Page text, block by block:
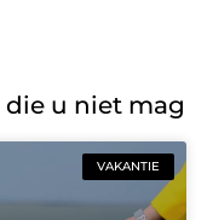
die u niet mag
VAKANTIE